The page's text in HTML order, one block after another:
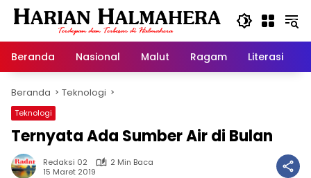
Langsung
Beranda
Nasional Malut Ragam Literasi
Beranda Teknologi
Teknologi
Ternyata Ada Sumber Air di Bulan
Redaksi 02
2 Min Baca
15 Maret 2019